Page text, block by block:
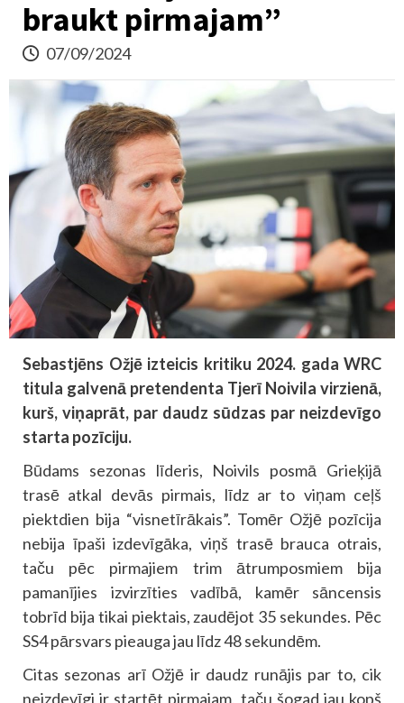
braukt pirmajam”
07/09/2024
Sebastjēns Ožjē izteicis kritiku 2024. gada WRC
titula galvenā pretendenta Tjerī Noivila virzienā,
kurš, viņaprāt, par daudz sūdzas par neizdevīgo
starta pozīciju.
Būdams sezonas līderis, Noivils posmā Grieķijā
trasē atkal devās pirmais, līdz ar to viņam ceļš
piektdien bija “visnetīrākais”. Tomēr Ožjē pozīcija
nebija īpaši izdevīgāka, viņš trasē brauca otrais,
taču pēc pirmajiem trim ātrumposmiem bija
pamanījies izvirzīties vadībā, kamēr sāncensis
tobrīd bija tikai piektais, zaudējot 35 sekundes. Pēc
SS4 pārsvars pieauga jau līdz 48 sekundēm.
Citas sezonas arī Ožjē ir daudz runājis par to, cik
neizdevīgi ir startēt pirmajam, taču šogad jau kopš